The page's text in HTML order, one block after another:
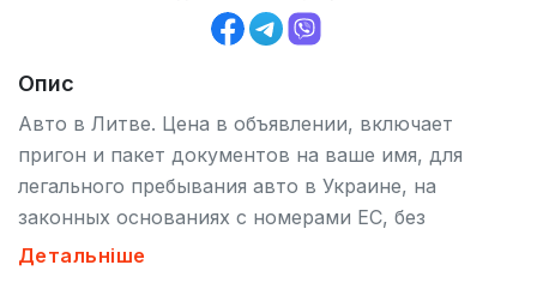
Опис
Авто в Литве. Цена в объявлении, включает
пригон и пакет документов на ваше имя, для
легального пребывания авто в Украине, на
законных основаниях с номерами ЕС, без
растаможки любой период времени. Работаю под
Детальніше